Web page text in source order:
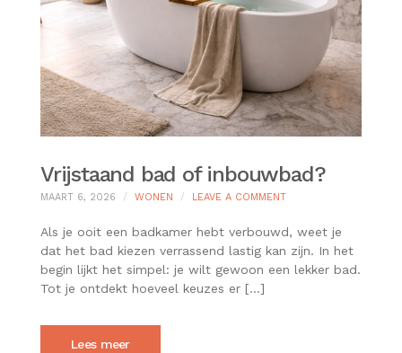
Vrijstaand bad of inbouwbad?
MAART 6, 2026 WONEN LEAVE A COMMENTON
BAD
INBOUWBAD?
Als je ooit een badkamer hebt verbouwd, weet je
dat het bad kiezen verrassend lastig kan zijn. In het
begin lijkt het simpel: je wilt gewoon een lekker bad.
Tot je ontdekt hoeveel keuzes er […]
Lees meer